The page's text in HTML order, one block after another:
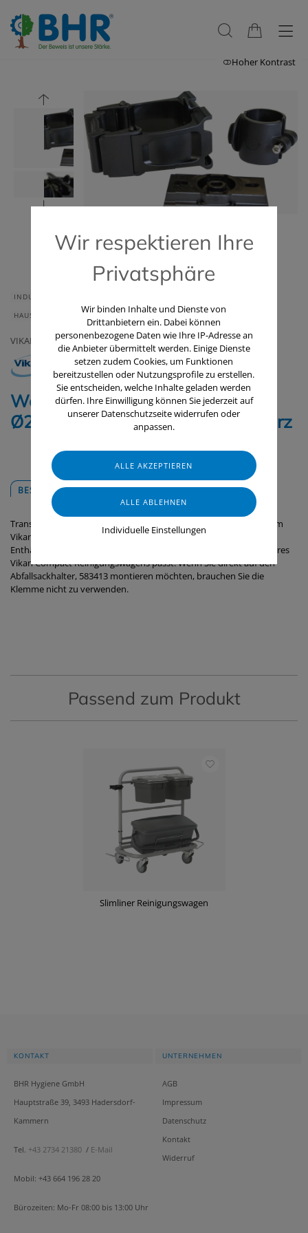
Hoher Kontrast
INDUSTRIE & HANDWERK
HAUS & HEIM
GERÄTE & ZUBEHÖR
VIKAN
Werkzeughalter 15-35 mm, mit
Ø28 mm Klemme, 75 mm, Schwarz
BESCHREIBUNG DOWNLOADS
Transportieren und halten Sie kurze und lange Moppstiele auf dem
Vikan Compact Cleaning Trolley, 580311, mit diesem Stielhalter.
Enthält eine Montageplatte und eine Klemme, die um das Rohr Ihres
Vikan Compact Reinigungswagens passt. Wenn Sie direkt auf den
Abfallsackhalter, 583413 montieren möchten, brauchen Sie die
Klemme nicht zu verwenden.
Passend zum Produkt
Slimliner Reinigungswagen
Wir respektieren Ihre
Privatsphäre
Wir binden Inhalte und Dienste von
Drittanbietern ein. Dabei können
personenbezogene Daten wie Ihre IP-Adresse an
die Anbieter übermittelt werden. Einige Dienste
setzen zudem Cookies, um Funktionen
bereitzustellen oder Nutzungsprofile zu erstellen.
Sie entscheiden, welche Inhalte geladen werden
dürfen. Ihre Einwilligung können Sie jederzeit auf
unserer Datenschutzseite widerrufen oder
anpassen.
Individuelle Einstellungen
KONTAKT
BHR Hygiene GmbH
Hauptstraße 39, 3493 Hadersdorf-
Kammern
Tel. +43 2734 21380 / E-Mail
Mobil: +43 664 196 28 20
Bürozeiten: Mo-Fr 08:00 bis 13:00 Uhr
UNTERNEHMEN
AGB
Impressum
Datenschutz
Kontakt
Widerruf